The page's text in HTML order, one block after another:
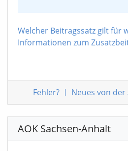
Welcher Beitragssatz gilt für
Informationen zum
Fehler? | Neues von der
AOK Sachsen-Anhalt